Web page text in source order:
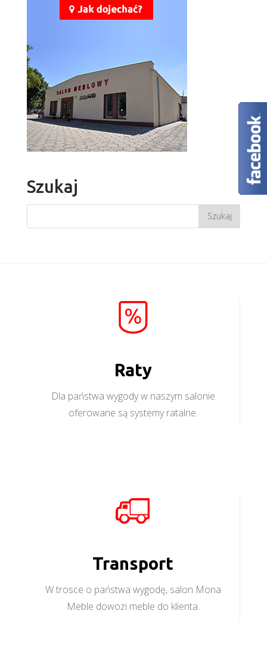
Szukaj
Raty
Dla państwa wygody w naszym salonie
oferowane są systemy ratalne.
Transport
W trosce o państwa wygodę, salon Mona
Meble dowozi meble do klienta.